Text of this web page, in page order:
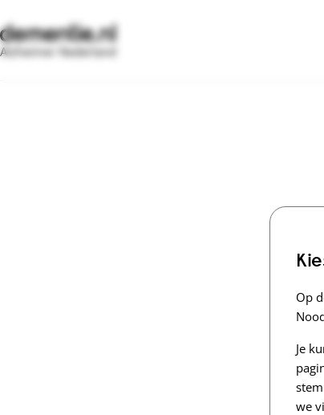
Op
Je
we
Alzheimer Nederland